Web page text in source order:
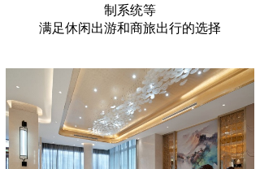
制系统等
满足休闲出游和商旅出行的选择